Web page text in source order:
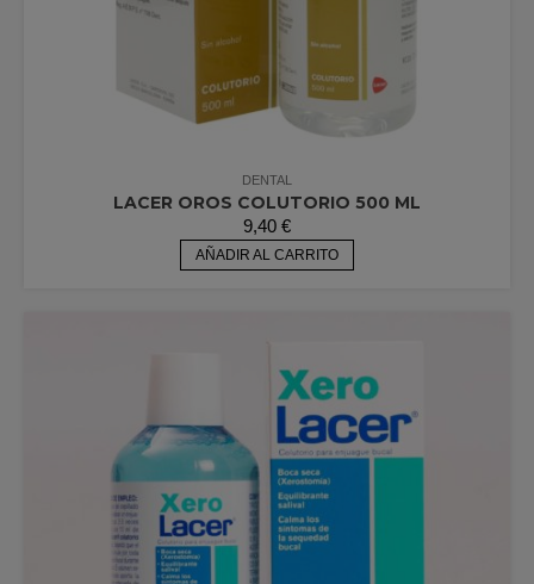
DENTAL
LACER OROS COLUTORIO 500 ML
9,40 €
AÑADIR AL CARRITO